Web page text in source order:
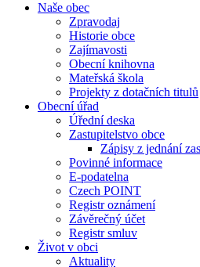
Naše obec
Zpravodaj
Historie obce
Zajímavosti
Obecní knihovna
Mateřská škola
Projekty z dotačních titulů
Obecní úřad
Úřední deska
Zastupitelstvo obce
Zápisy z jednání
Povinné informace
E-podatelna
Czech POINT
Registr oznámení
Závěrečný účet
Registr smluv
Život v obci
Aktuality